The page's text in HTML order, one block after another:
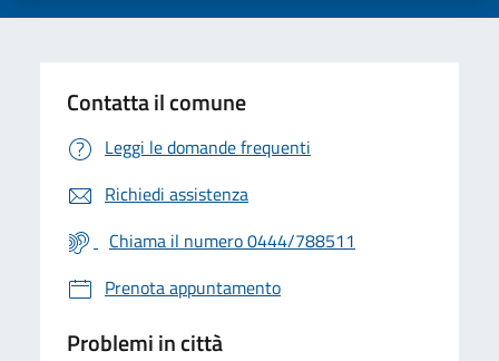
Contatta il comune
Leggi le domande frequenti
Richiedi assistenza
Chiama il numero 0444/788511
Prenota appuntamento
Problemi in città